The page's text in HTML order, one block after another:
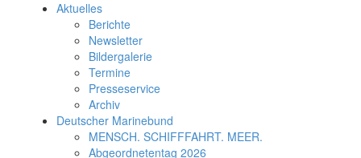
Aktuelles
Berichte
Newsletter
Bildergalerie
Termine
Presseservice
Archiv
Deutscher Marinebund
MENSCH. SCHIFFFAHRT. MEER.
Abgeordnetentag 2026